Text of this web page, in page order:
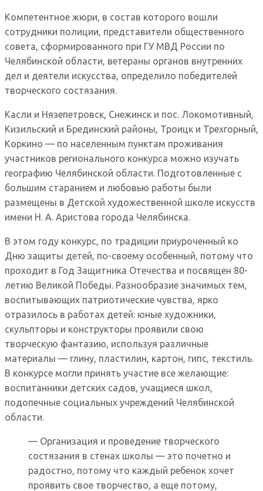
Компетентное жюри, в состав которого вошли
сотрудники полиции, представители общественного
совета, сформированного при ГУ МВД России по
Челябинской области, ветераны органов внутренних
дел и деятели искусства, определило победителей
творческого состязания.
Касли и Нязепетровск, Снежинск и пос. Локомотивный,
Кизильский и Брединский районы, Троицк и Трехгорный,
Коркино — по населенным пунктам проживания
участников регионального конкурса можно изучать
географию Челябинской области. Подготовленные с
большим старанием и любовью работы были
размещены в Детской художественной школе искусств
имени Н. А. Аристова города Челябинска.
В этом году конкурс, по традиции приуроченный ко
Дню защиты детей, по-своему особенный, потому что
проходит в Год Защитника Отечества и посвящен 80-
летию Великой Победы. Разнообразие значимых тем,
воспитывающих патриотические чувства, ярко
отразилось в работах детей: юные художники,
скульпторы и конструкторы проявили свою
творческую фантазию, используя различные
материалы — глину, пластилин, картон, гипс, текстиль.
В конкурсе могли принять участие все желающие:
воспитанники детских садов, учащиеся школ,
подопечные социальных учреждений Челябинской
области.
— Организация и проведение творческого
состязания в стенах школы — это почетно и
радостно, потому что каждый ребенок хочет
проявить свое творчество, а еще потому,